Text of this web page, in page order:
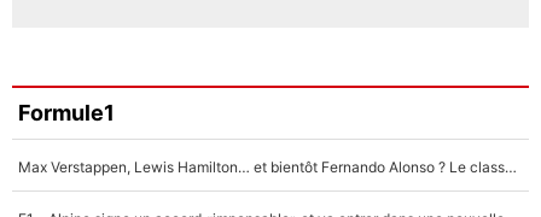
Formule1
Max Verstappen, Lewis Hamilton… et bientôt Fernando Alonso ? Le classement des pilotes les mieux payés en Formule 1 risque de changer !